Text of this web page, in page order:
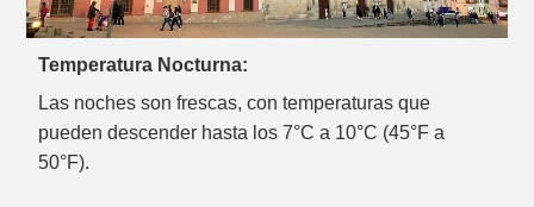
Temperatura Nocturna:
Las noches son frescas, con temperaturas que
pueden descender hasta los 7°C a 10°C (45°F a
50°F).